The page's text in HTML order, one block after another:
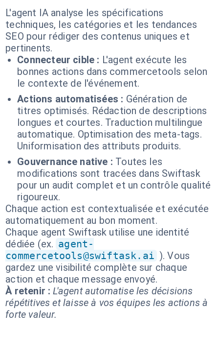
L'agent IA analyse les spécifications
techniques, les catégories et les tendances
SEO pour rédiger des contenus uniques et
pertinents.
Connecteur cible : L'agent exécute les
bonnes actions dans commercetools selon
le contexte de l'événement.
Actions automatisées : Génération de
titres optimisés. Rédaction de descriptions
longues et courtes. Traduction multilingue
automatique. Optimisation des meta-tags.
Uniformisation des attributs produits.
Gouvernance native : Toutes les
modifications sont tracées dans Swiftask
pour un audit complet et un contrôle qualité
rigoureux.
Chaque action est contextualisée et exécutée
automatiquement au bon moment.
Chaque agent Swiftask utilise une identité
dédiée (ex. agent-
commercetools@swiftask.ai ). Vous
gardez une visibilité complète sur chaque
action et chaque message envoyé.
À retenir : L'agent automatise les décisions
répétitives et laisse à vos équipes les actions à
forte valeur.